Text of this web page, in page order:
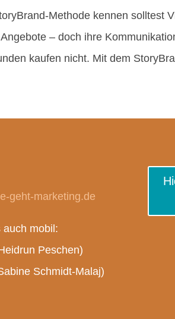
Methode kennen solltest
– doch ihre
kaufen nicht. Mit dem
geht-marketing.de
auch mobil:
Peschen)
Schmidt-Malaj)